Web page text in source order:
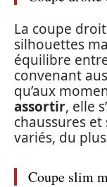
La coupe
silhouettes
équilibre
convenant
qu’aux
assortir, elle
chaussures
variés, du
Coupe slim